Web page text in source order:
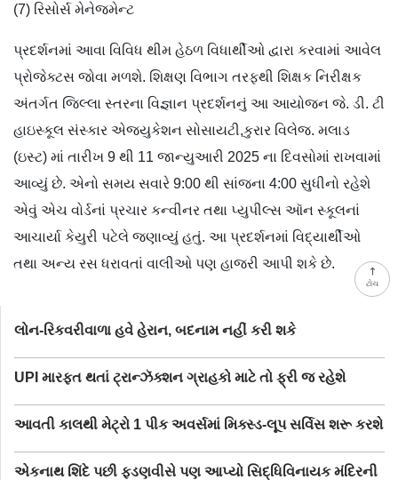
ટોચ
(7) રિસોર્સ મેનેજમેન્ટ
પ્રદર્શનમાં આવા વિવિધ થીમ હેઠળ વિધાર્થીઓ દ્વારા કરવામાં આવેલ
પ્રોજેક્ટસ જોવા મળશે. શિક્ષણ વિભાગ તરફથી શિક્ષક નિરીક્ષક
અંતર્ગત જિલ્લા સ્તરના વિજ્ઞાન પ્રદર્શનનું આ આયોજન જે. ડી. ટી
હાઇસ્કૂલ સંસ્કાર એજયુકેશન સોસાયટી,કુરાર વિલેજ. મલાડ
(ઇસ્ટ) માં તારીખ 9 થી 11 જાન્યુઆરી 2025 ના દિવસોમાં રાખવામાં
આવ્યું છે. એનો સમય સવારે 9:00 થી સાંજના 4:00 સુધીનો રહેશે
એવું એચ વોર્ડનાં પ્રચાર કન્વીનર તથા પ્યુપીલ્સ ઑન સ્કૂલનાં
આચાર્યા કેયુરી પટેલે જણાવ્યું હતું. આ પ્રદર્શનમાં વિદ્યાર્થીઓ
તથા અન્ય રસ ધરાવતાં વાલીઓ પણ હાજરી આપી શકે છે.
લોન-રિકવરીવાળા હવે હેરાન, બદનામ નહીં કરી શકે
UPI મારફત થતાં ટ્રાન્ઝૅક્શન ગ્રાહકો માટે તો ફ્રી જ રહેશે
આવતી કાલથી મેટ્રો 1 પીક અવર્સમાં મિક્સ્ડ-લૂપ સર્વિસ શરૂ કરશે
એકનાથ શિંદે પછી ફડણવીસે પણ આપ્યો સિદ્ધિવિનાયક મંદિરની